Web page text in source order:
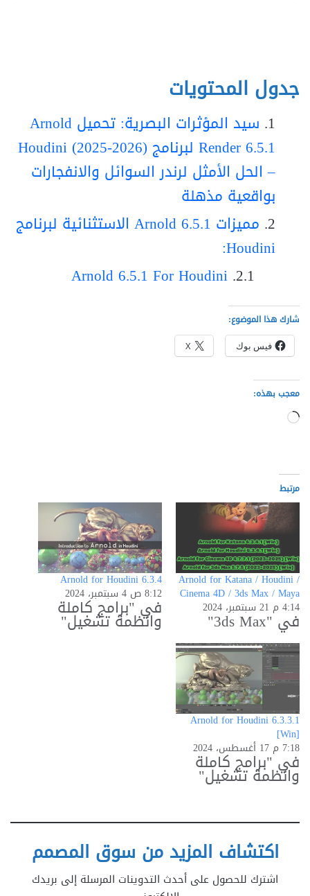
جدول المحتويات
سيد المؤثرات البصرية: تحميل Arnold
Render 6.5.1 لبرنامج Houdini (2025-2026)
– الحل الأمثل لرندر السوائل والانفجارات
بواقعية مذهلة
مميزات Arnold 6.5.1 الاستثنائية لبرنامج
Houdini:
Arnold 6.5.1 For Houdini
شارك هذا الموضوع:
فيس بوك X
معجب بهذه:
جاري
مرتبط
Arnold for Katana / Houdini /
Cinema 4D / 3ds Max / Maya
4:14 م 21 سبتمبر، 2024
في "3ds Max"
Arnold for Houdini 6.3.4
8:12 ص 4 سبتمبر، 2024
في "برامج كاملة
وانظمة تشغيل"
Arnold for Houdini 6.3.3.1
[Win]
7:18 م 17 أغسطس، 2024
في "برامج كاملة
وانظمة تشغيل"
اكتشاف المزيد من سوق المصمم
اشترك للحصول على أحدث التدوينات المرسلة إلى بريدك